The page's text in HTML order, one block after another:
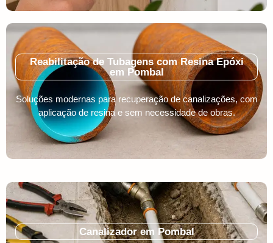
Reabilitação de Tubagens com Resina Epóxi
em Pombal
Soluções modernas para recuperação de canalizações, com
aplicação de resina e sem necessidade de obras.
Canalizador em Pombal